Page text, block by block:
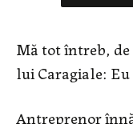
Mă tot întreb,
lui Caragiale:
Antreprenor